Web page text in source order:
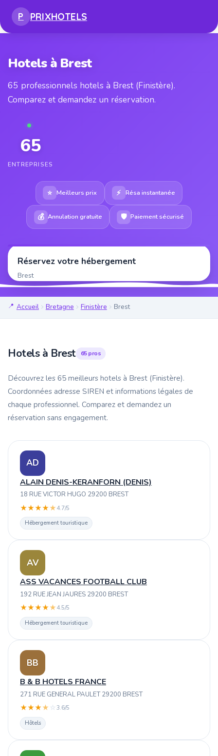
P PRIXHOTELS
Hotels à Brest
65 professionnels hotels à Brest (Finistère).
Comparez et demandez un réservation.
65
ENTREPRISES
⭐ Meilleurs prix ⚡ Résa instantanée
💰 Annulation gratuite 🛡 Paiement sécurisé
Réservez votre hébergement
Brest
Accueil Bretagne Finistère Brest
Hotels à Brest 65 pros
Découvrez les 65 meilleurs hotels à Brest (Finistère).
Coordonnées adresse SIREN et informations légales de
chaque professionnel. Comparez et demandez un
réservation sans engagement.
AD
ALAIN DENIS-KERANFORN (DENIS)
18 RUE VICTOR HUGO 29200 BREST
★★★★★4.7/5
Hébergement touristique
AV
ASS VACANCES FOOTBALL CLUB
192 RUE JEAN JAURES 29200 BREST
★★★★★4.5/5
Hébergement touristique
BB
B & B HOTELS FRANCE
271 RUE GENERAL PAULET 29200 BREST
★★★★ ☆3.6/5
Hôtels